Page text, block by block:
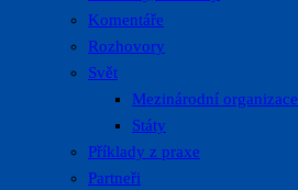
Komentáře
Rozhovory
Svět
Mezinárodní organizace
Státy
Příklady z praxe
Partneři